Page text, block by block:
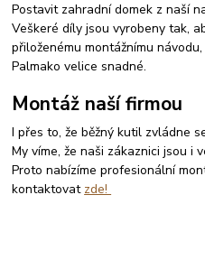
Postavit zahradní domek z naší
Veškeré díly jsou vyrobeny tak,
přiloženému montážnímu
Palmako velice snadné.
Montáž naší firmou
I přes to, že běžný kutil zvládne
My víme, že naši zákaznici jsou i
Proto nabízíme profesionální
kontaktovat zde!